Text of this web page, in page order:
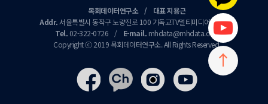
목회데이터연구소 / 대표 지용근
Addr.서울특별시 동작구 노량진로 100 기독교TV멀티미디어센터 9층
Tel. 02-322-0726 / E-mail. mhdata@mhdata.or.kr
Copyright ⓒ 2019 목회데이터연구소. All Rights Reserved.